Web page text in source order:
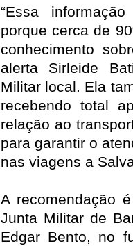
“Essa
porque cerca de
conhecimento
alerta Sirleide
Militar local. Ela
recebendo total
relação ao
para garantir o
nas viagens a
A recomendação
Junta Militar de
Edgar Bento, no